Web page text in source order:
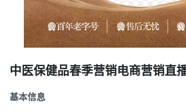
中医保健品春季营销电商营销直
创作 海报 上下贴片
基本信息